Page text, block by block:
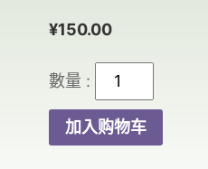
¥150.00
D23061204D
数
量
加入购物车